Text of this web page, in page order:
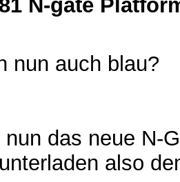
N-gate
nun auch blau?
das neue N-
also